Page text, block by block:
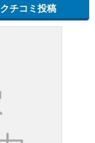
クチコミ投稿